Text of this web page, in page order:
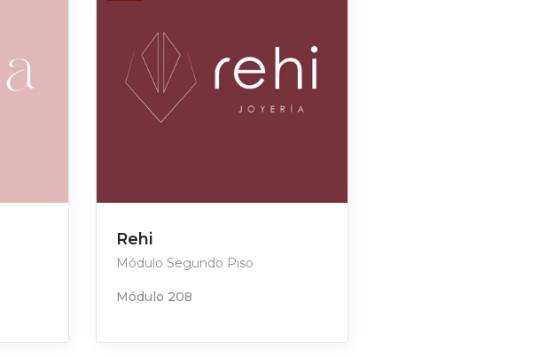
Rehi
Módulo Segundo Piso
Módulo 208